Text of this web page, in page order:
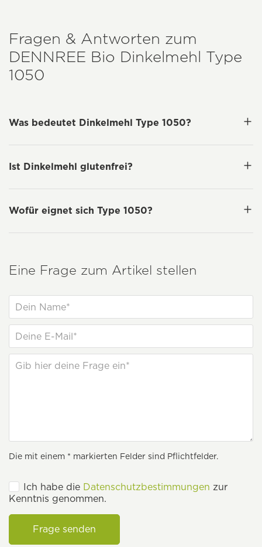
Fragen & Antworten zum
DENNREE Bio Dinkelmehl Type
1050
Was bedeutet Dinkelmehl Type 1050?
Ist Dinkelmehl glutenfrei?
Wofür eignet sich Type 1050?
Eine Frage zum Artikel stellen
Die mit einem * markierten Felder sind Pflichtfelder.
Ich habe die Datenschutzbestimmungen zur
Kenntnis genommen.
Frage senden